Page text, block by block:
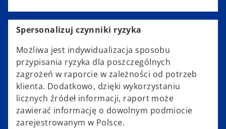
Spersonalizuj czynniki ryzyka
Możliwa jest indywidualizacja sposobu
przypisania ryzyka dla poszczególnych
zagrożeń w raporcie w zależności od potrzeb
klienta. Dodatkowo, dzięki wykorzystaniu
licznych źródeł informacji, raport może
zawierać informację o dowolnym podmiocie
zarejestrowanym w Polsce.